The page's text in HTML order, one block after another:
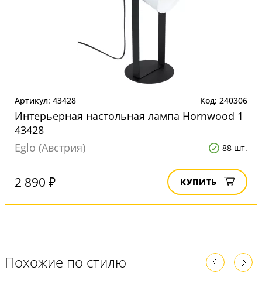
Артикул: 43428 Код: 240306
Интерьерная настольная лампа Hornwood 1
43428
Eglo (Австрия)
88 шт.
2 890 ₽ КУПИТЬ
Похожие по стилю